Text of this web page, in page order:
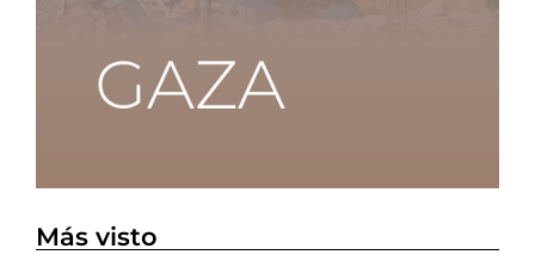
Más visto